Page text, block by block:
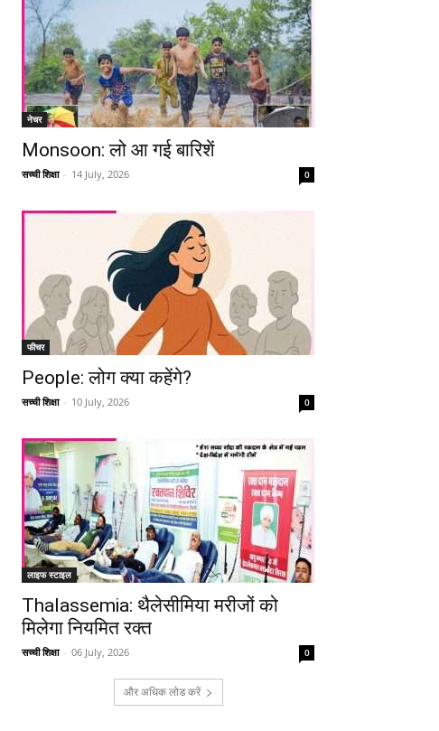
नेचर
Monsoon: लो आ गई बारिशें
सच्ची शिक्षा - 14 July, 2026 0
फीचर
People: लोग क्या कहेंगे?
सच्ची शिक्षा - 10 July, 2026 0
लाइफ स्टाइल
Thalassemia: थैलेसीमिया मरीजों को
मिलेगा नियमित रक्त
सच्ची शिक्षा - 06 July, 2026 0
और अधिक लोड करें